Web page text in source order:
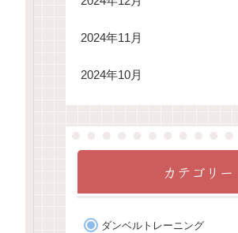
2024年11月
2024年10月
カテゴリー
ダンベルトレーニング